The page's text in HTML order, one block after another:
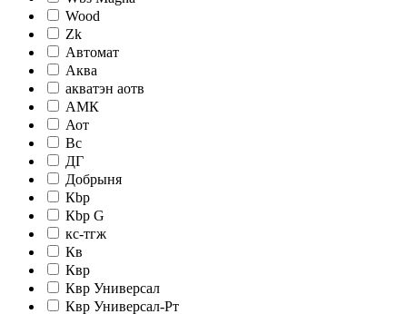
Wood
Zk
Автомат
Аква
акватэн аотв
АМК
Аот
Вс
ДГ
Добрыня
Кbр
Кbр G
кc-тгж
Кв
Квр
Квр Универсал
Квр Универсал-Рт